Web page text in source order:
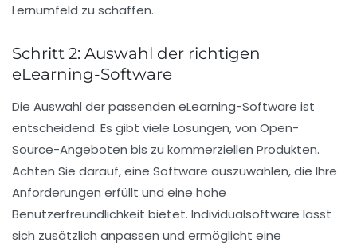
Lernumfeld zu schaffen.
Schritt 2: Auswahl der richtigen
eLearning-Software
Die Auswahl der passenden eLearning-Software ist
entscheidend. Es gibt viele Lösungen, von Open-
Source-Angeboten bis zu kommerziellen Produkten.
Achten Sie darauf, eine Software auszuwählen, die Ihre
Anforderungen erfüllt und eine hohe
Benutzerfreundlichkeit bietet. Individualsoftware lässt
sich zusätzlich anpassen und ermöglicht eine